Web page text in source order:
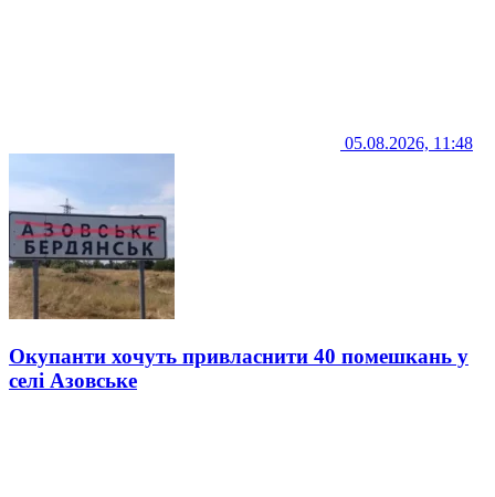
05.08.2026, 11:48
Окупанти хочуть привласнити 40 помешкань у
селі Азовське